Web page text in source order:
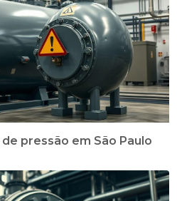
pressão em São Paulo